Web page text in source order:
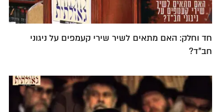
חד וחלק: האם מתאים לשיר שירי קעמפים על ניגוני
חב"ד?